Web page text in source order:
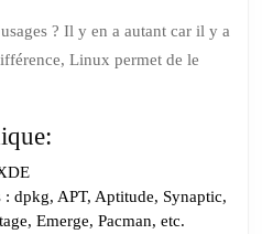
? Il y en a autant car il y a
Linux permet de le
: dpkg, APT, Aptitude, Synaptic,
Emerge, Pacman, etc.